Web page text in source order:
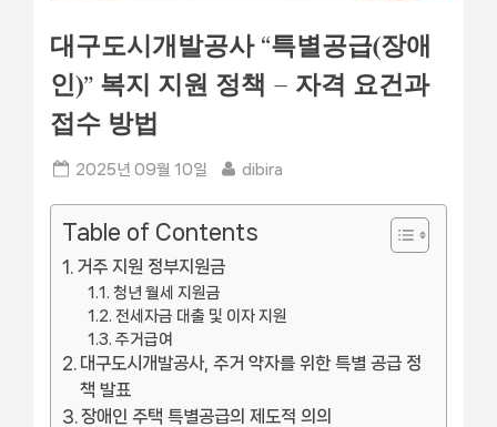
대구도시개발공사 “특별공급(장애
인)” 복지 지원 정책 – 자격 요건과
접수 방법
Posted
2025년 09월 10일 By
dibira
Table of Contents
거주 지원 정부지원금
청년 월세 지원금
전세자금 대출 및 이자 지원
주거급여
대구도시개발공사, 주거 약자를 위한 특별 공급 정
책 발표
장애인 주택 특별공급의 제도적 의의